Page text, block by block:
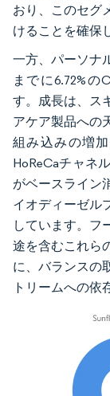
おり、このセグ
けることを確保
一方、パーソナ
までに6.72%
す。成長は、ス
アケア製品への
組み込みの増
HoReCaチャネ
がベースライン
イオディーゼル
しています。フ
途を含むこれら
に、バランスの
トリームへの依